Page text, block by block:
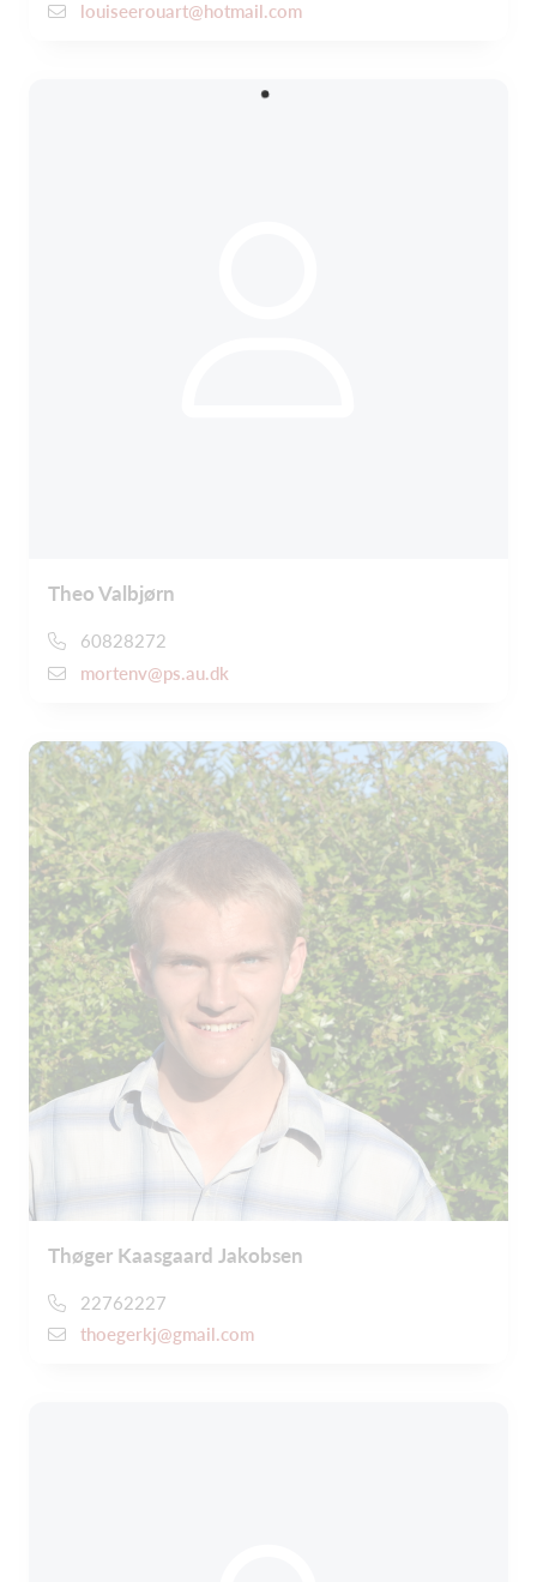
louiseerouart@hotmail.com
Theo Valbjørn
60828272
mortenv@ps.au.dk
Thøger Kaasgaard Jakobsen
22762227
thoegerkj@gmail.com